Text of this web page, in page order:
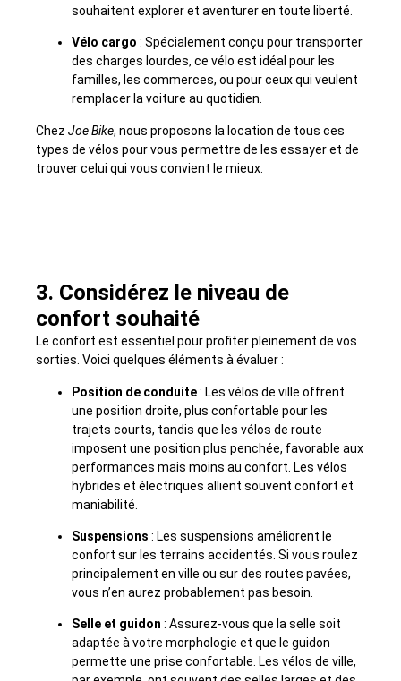
souhaitent explorer et aventurer en toute liberté.
Vélo cargo : Spécialement conçu pour transporter
des charges lourdes, ce vélo est idéal pour les
familles, les commerces, ou pour ceux qui veulent
remplacer la voiture au quotidien.
Chez Joe Bike, nous proposons la location de tous ces
types de vélos pour vous permettre de les essayer et de
trouver celui qui vous convient le mieux.
3. Considérez le niveau de
confort souhaité
Le confort est essentiel pour profiter pleinement de vos
sorties. Voici quelques éléments à évaluer :
Position de conduite: Les vélos de ville offrent
une position droite, plus confortable pour les
trajets courts, tandis que les vélos de route
imposent une position plus penchée, favorable aux
performances mais moins au confort. Les vélos
hybrides et électriques allient souvent confort et
maniabilité.
Suspensions : Les suspensions améliorent le
confort sur les terrains accidentés. Si vous roulez
principalement en ville ou sur des routes pavées,
vous n’en aurez probablement pas besoin.
Selle et guidon : Assurez-vous que la selle soit
adaptée à votre morphologie et que le guidon
permette une prise confortable. Les vélos de ville,